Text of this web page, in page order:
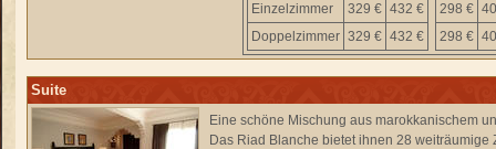
Einzelzimmer
329 € 432 €
Doppelzimmer 329 € 432 €
298 €
298 €
Suite
Eine schöne Mischung aus marokkanischem
Das Riad Blanche bietet ihnen 28